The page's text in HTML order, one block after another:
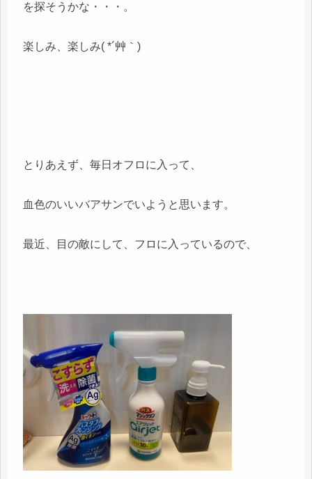
を探そうかな・・・。
楽しみ、楽しみ( *´艸｀)
とりあえず、毎日オフロに入って、
血色のいいバアサンでいようと思います。
最近、目の敵にして、フロに入っているので、